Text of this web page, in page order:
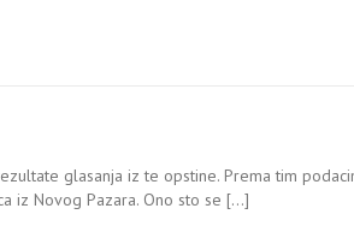
glasanja iz te opstine. Prema tim
iz Novog Pazara. Ono sto se […]